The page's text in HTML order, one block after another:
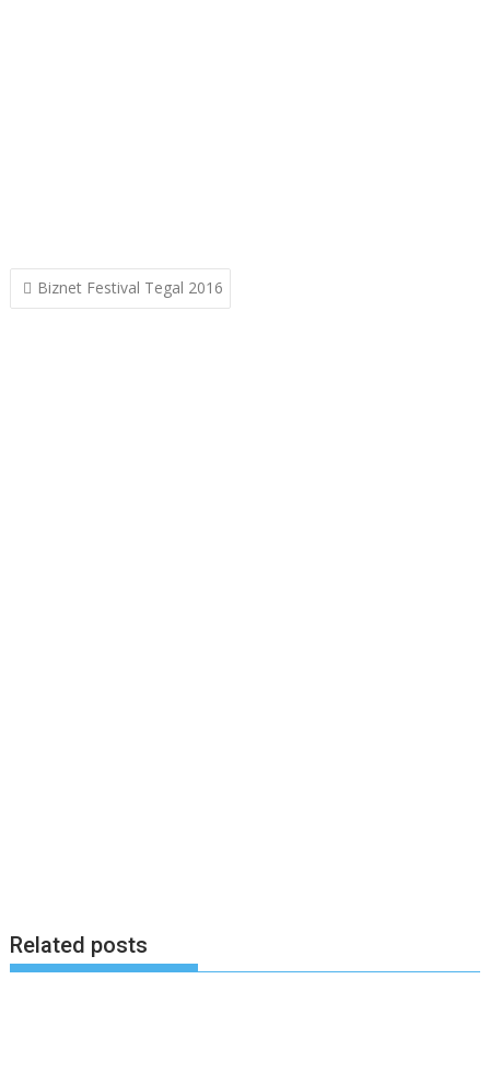
Post
navigation
Biznet Festival Tegal 2016
Related posts